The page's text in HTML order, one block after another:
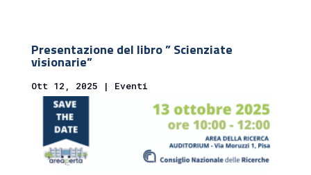
Presentazione del libro ” Scienziate
visionarie”
Ott 12, 2025 | Eventi